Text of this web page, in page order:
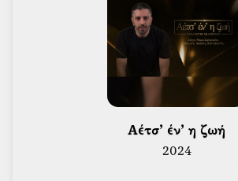
Αέτσ’ έν’ η ζωή
2024